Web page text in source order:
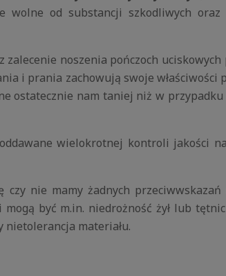
wolne od substancji szkodliwych oraz
noszenia pończoch uciskowych
i prania zachowują swoje właściwości
ostatecznie nam taniej niż w
wielokrotnej kontroli jakości
nie mamy żadnych
być m.in. niedrożność żył lub
nietolerancja materiału.